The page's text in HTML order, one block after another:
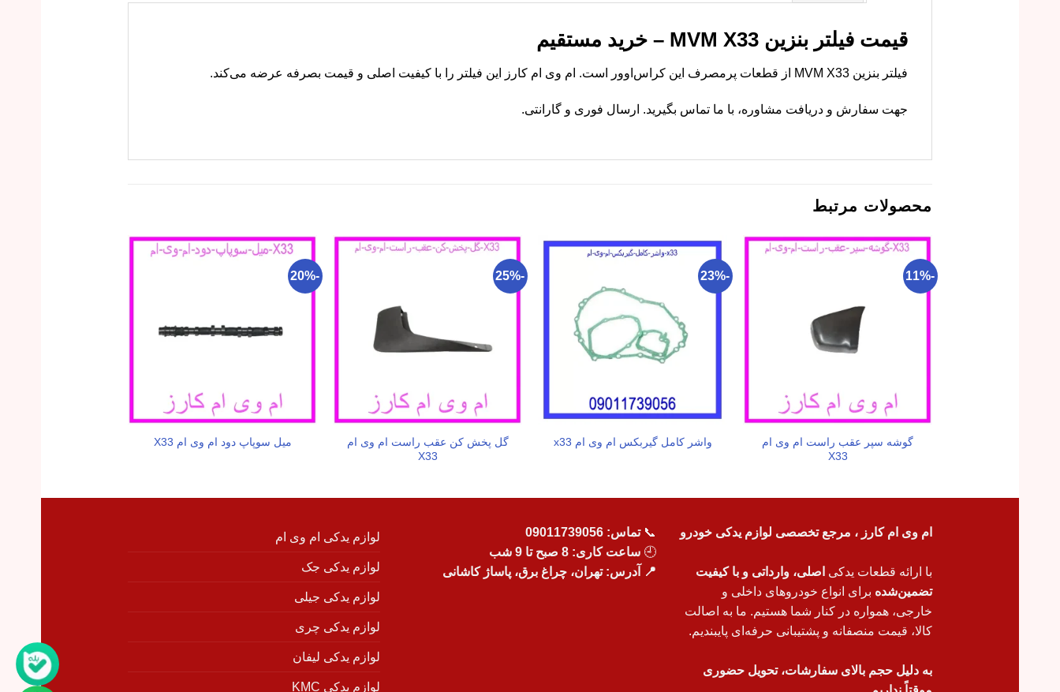
قیمت فیلتر بنزین MVM X33 – خرید مستقیم
فیلتر بنزین MVM X33 از قطعات پرمصرف این کراس‌اوور است. ام وی ام کارز این فیلتر را با کیفیت اصلی و قیمت بصرفه عرضه می‌کند.
جهت سفارش و دریافت مشاوره، با ما تماس بگیرید. ارسال فوری و گارانتی.
محصولات مرتبط
-11%
گوشه سپر عقب راست ام وی ام
X33
-23%
واشر کامل گیربکس ام وی ام x33
-25%
گل پخش کن عقب راست ام وی ام
X33
-20%
میل سوپاپ دود ام وی ام X33
ام وی ام کارز ، مرجع تخصصی لوازم یدکی خودرو
با ارائه قطعات یدکی اصلی، وارداتی و با کیفیت
تضمین‌شده برای انواع خودروهای داخلی و
خارجی، همواره در کنار شما هستیم. ما به اصالت
کالا، قیمت منصفانه و پشتیبانی حرفه‌ای پایبندیم.
به دلیل حجم بالای سفارشات، تحویل حضوری
📞تماس: 09011739056
🕘 ساعت کاری: 8 صبح تا 9 شب
📍 آدرس: تهران، چراغ برق، پاساژ کاشانی
لوازم یدکی ام وی ام
لوازم یدکی جک
لوازم یدکی جیلی
لوازم یدکی چری
لوازم یدکی لیفان
لوازم یدکی KMC